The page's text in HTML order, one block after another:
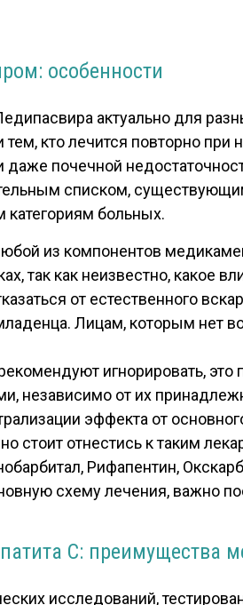
особенности
актуально для
кто лечится повторно
почечной
списком,
больных.
из компонентов
так как неизвестно, какое
от естественного
Лицам, которым нет
игнорировать,
независимо от их
эффекта от
стоит отнестись к таким
Рифапентин,
схему лечения, важно
С: преимущества
исследований,